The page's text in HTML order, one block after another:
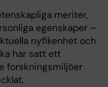
meriter,
egenskaper –
nyfikenhet och
har satt ett
forskningsmiljöer